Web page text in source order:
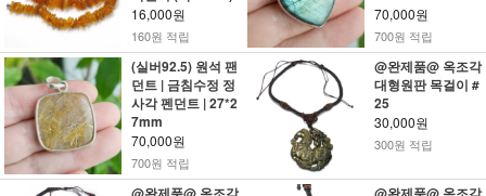
16,000원
160원 적립
70,000원
700원 적립
(실버92.5) 원석 팬
던트 | 금침수정 정
사각 펜던트 | 27*2
7mm
70,000원
700원 적립
@완제품@ 옥조각
대형원판 목걸이 #
25
30,000원
300원 적립